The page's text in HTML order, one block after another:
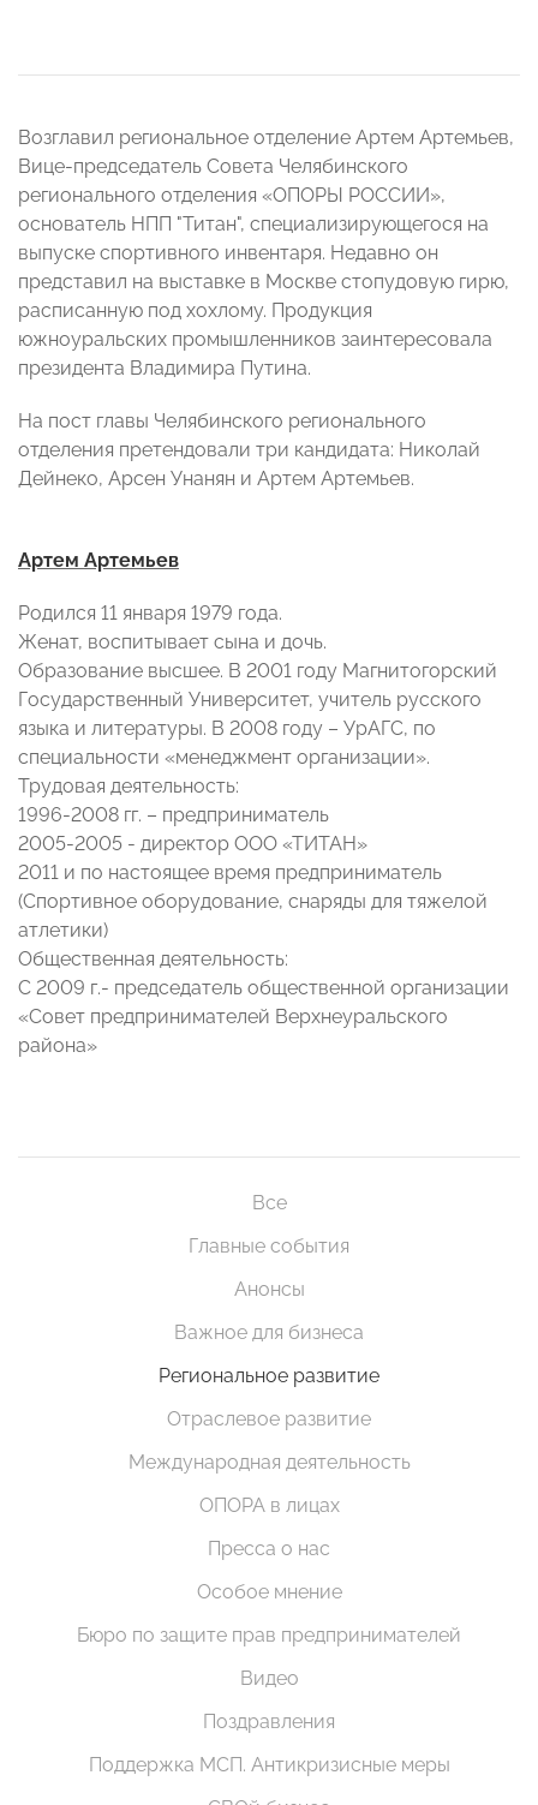
Возглавил региональное отделение Артем Артемьев,
Вице-председатель Совета Челябинского
регионального отделения «ОПОРЫ РОССИИ»,
основатель НПП "Титан", специализирующегося на
выпуске спортивного инвентаря. Недавно он
представил на выставке в Москве стопудовую гирю,
расписанную под хохлому. Продукция
южноуральских промышленников заинтересовала
президента Владимира Путина.
На пост главы Челябинского регионального
отделения претендовали три кандидата: Николай
Дейнеко, Арсен Унанян и Артем Артемьев.
Артем Артемьев
Родился 11 января 1979 года.
Женат, воспитывает сына и дочь.
Образование высшее. В 2001 году Магнитогорский
Государственный Университет, учитель русского
языка и литературы. В 2008 году – УрАГС, по
специальности «менеджмент организации».
Трудовая деятельность:
1996-2008 гг. – предприниматель
2005-2005 - директор ООО «ТИТАН»
2011 и по настоящее время предприниматель
(Спортивное оборудование, снаряды для тяжелой
атлетики)
Общественная деятельность:
С 2009 г.- председатель общественной организации
«Совет предпринимателей Верхнеуральского
района»
Все
Главные события
Анонсы
Важное для бизнеса
Региональное развитие
Отраслевое развитие
Международная деятельность
ОПОРА в лицах
Пресса о нас
Особое мнение
Бюро по защите прав предпринимателей
Видео
Поздравления
Поддержка МСП. Антикризисные меры